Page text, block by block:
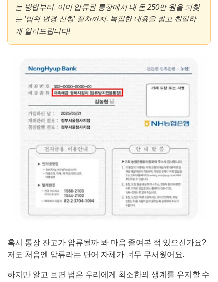
는 방법부터, 이미 압류된 통장에서 내 돈 250만 원을 되찾
는 '범위 변경 신청' 절차까지, 복잡한 내용을 쉽고 친절하
게 알려드립니다!
혹시 통장 잔고가 압류될까 봐 마음 졸여본 적 있으신가요?
저도 처음엔 압류라는 단어 자체가 너무 무서웠어요.
하지만 알고 보면 법은 우리에게 최소한의 생계를 유지할 수